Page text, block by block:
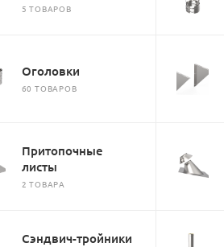
5 ТОВАРОВ
Оголовки
60 ТОВАРОВ
Притопочные
листы
2 ТОВАРА
Сэндвич-тройники